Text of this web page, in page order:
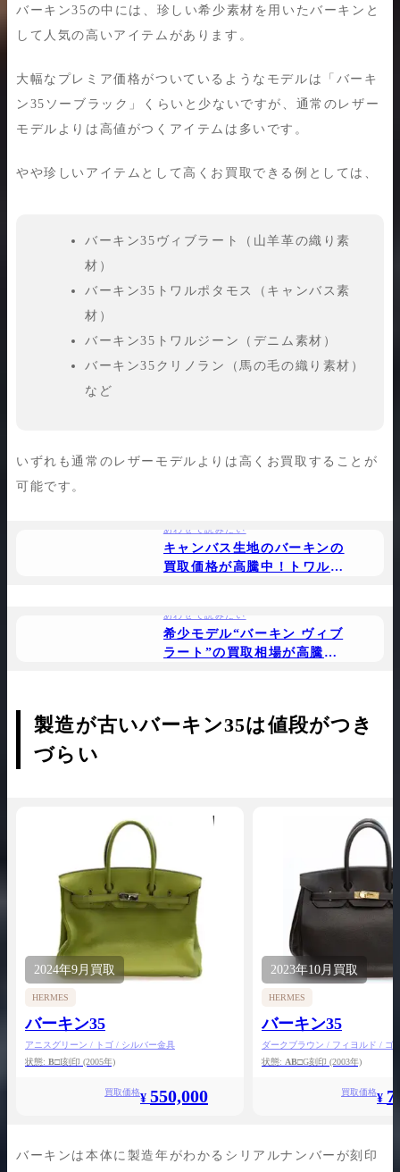
バーキン35の中には、珍しい希少素材を用いたバーキンと
して人気の高いアイテムがあります。
大幅なプレミア価格がついているようなモデルは「バーキ
ン35ソーブラック」くらいと少ないですが、通常のレザー
モデルよりは高値がつくアイテムは多いです。
やや珍しいアイテムとして高くお買取できる例としては、
バーキン35ヴィブラート（山羊革の織り素
材）
バーキン35トワルポタモス（キャンバス素
材）
バーキン35トワルジーン（デニム素材）
バーキン35クリノラン（馬の毛の織り素材）
など
いずれも通常のレザーモデルよりは高くお買取することが
可能です。
あわせて読みたい
キャンバス生地のバーキンの
買取価格が高騰中！トワルア
あわせて読みたい
希少モデル“バーキン ヴィブ
ラート”の買取相場が高騰
製造が古いバーキン35は値段がつき
づらい
2024年9月 買取
HERMES
バーキン35
アニスグリーン / トゴ / シルバー金具
状態: B□I刻印 (2005年)
買取価格¥ 550,000
2023年10月 買取
HERMES
バーキン35
ダークブラウン / フィヨルド / ゴ
状態: AB□G刻印 (2003年)
買取価格¥
バーキンは本体に製造年がわかるシリアルナンバーが刻印